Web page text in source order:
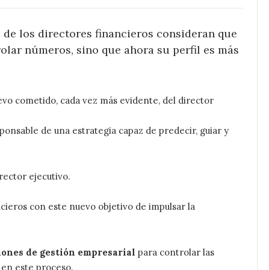
los directores financieros consideran que
números, sino que ahora su perfil es más
cometido, cada vez más evidente, del director
de una estrategia capaz de predecir, guiar y
ejecutivo.
con este nuevo objetivo de impulsar la
de gestión empresarial para controlar las
este proceso.